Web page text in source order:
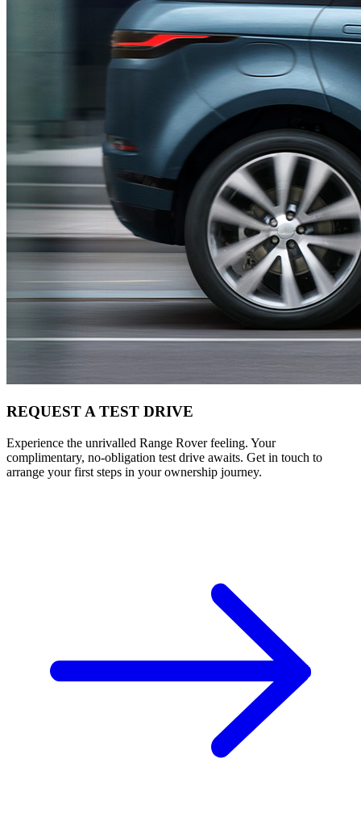
REQUEST A TEST DRIVE
Experience the unrivalled Range Rover feeling. Your
complimentary, no-obligation test drive awaits. Get in touch to
arrange your first steps in your ownership journey.